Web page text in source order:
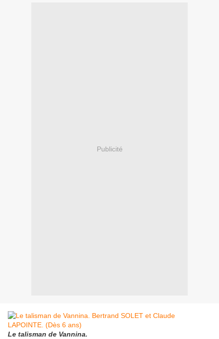
Publicité
Le talisman de Vannina.